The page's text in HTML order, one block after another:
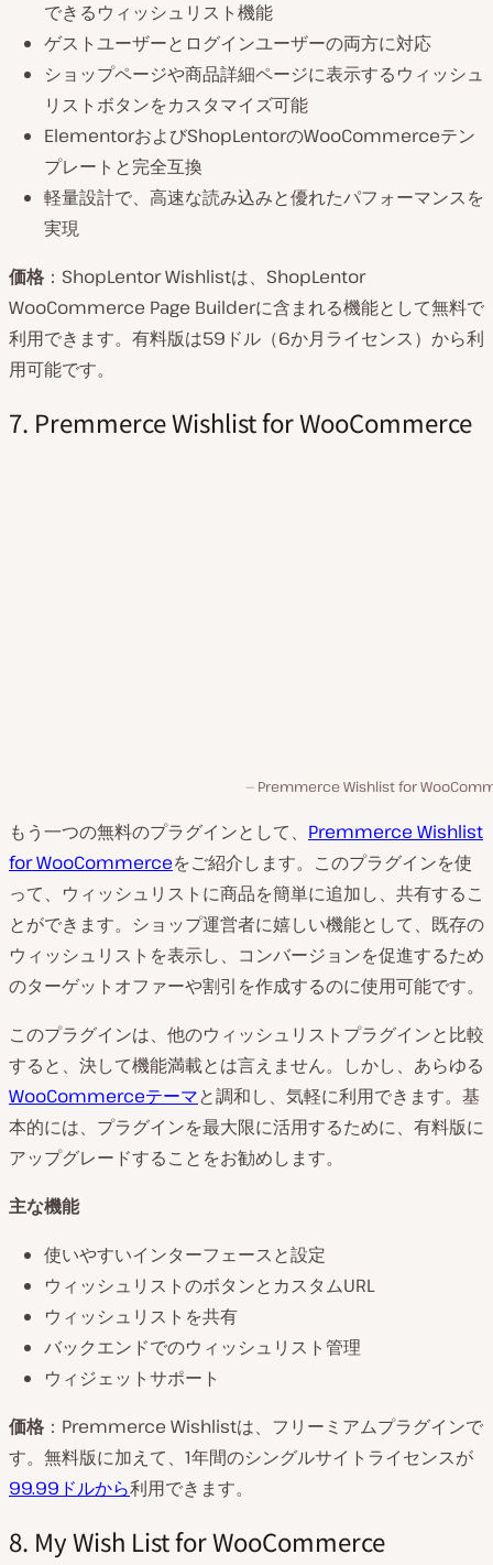
できるウィッシュリスト機能
ゲストユーザーとログインユーザーの両方に対応
ショップページや商品詳細ページに表示するウィッシュ
リストボタンをカスタマイズ可能
ElementorおよびShopLentorのWooCommerceテン
プレートと完全互換
軽量設計で、高速な読み込みと優れたパフォーマンスを
実現
価格 ：ShopLentor Wishlistは、ShopLentor
WooCommerce Page Builderに含まれる機能として無料で
利用できます。有料版は59ドル（6か月ライセンス）から利
用可能です。
7. Premmerce Wishlist for WooCommerce
Premmerce Wishlist for
もう一つの無料のプラグインとして、 Premmerce Wishlist
for WooCommerceをご紹介します。このプラグインを使
って、ウィッシュリストに商品を簡単に追加し、共有するこ
とができます。ショップ運営者に嬉しい機能として、既存の
ウィッシュリストを表示し、コンバージョンを促進するため
のターゲットオファーや割引を作成するのに使用可能です。
このプラグインは、他のウィッシュリストプラグインと比較
すると、決して機能満載とは言えません。しかし、あらゆる
WooCommerceテーマと調和し、気軽に利用できます。基
本的には、プラグインを最大限に活用するために、有料版に
アップグレードすることをお勧めします。
主な機能
使いやすいインターフェースと設定
ウィッシュリストのボタンとカスタムURL
ウィッシュリストを共有
バックエンドでのウィッシュリスト管理
ウィジェットサポート
価格 ：Premmerce Wishlistは、フリーミアムプラグインで
す。無料版に加えて、1年間のシングルサイトライセンスが
99.99ドルから利用できます。
8. My Wish List for WooCommerce